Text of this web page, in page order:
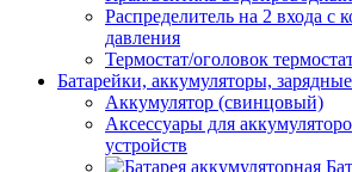
Распределитель на 2 входа с
давления
Термостат/оголовок
Батарейки, аккумуляторы,
Аккумулятор (свинцовый)
Аксессуары для
устройств